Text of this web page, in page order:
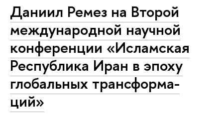
Даниил Ремез на Второй
меж­ду­на­род­ной научной
конференции «Исламская
Республика Иран в эпоху
глобальных транс­фор­ма­
ций»